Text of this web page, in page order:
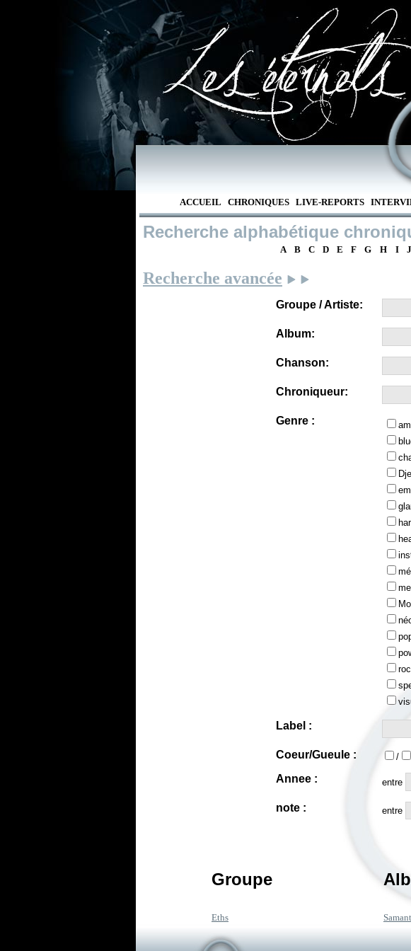
ACCUEIL CHRONIQUES LIVE-REPORTS
Recherche alphabétique
A B C D E F G H I J
Recherche avancée
Groupe / Artiste:
Album:
Chanson:
Chroniqueur:
Genre :
Label :
Coeur/Gueule : /
Annee : entre
note : entre
Groupe
Eths